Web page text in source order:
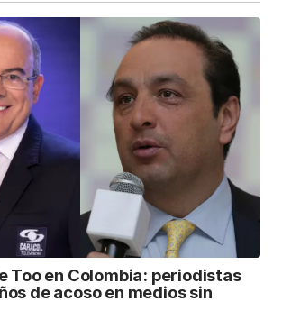
Too en Colombia: periodistas
de acoso en medios sin